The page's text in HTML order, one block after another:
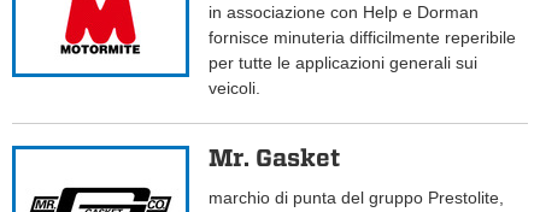
in associazione con Help e Dorman
fornisce minuteria difficilmente reperibile
per tutte le applicazioni generali sui
veicoli.
Mr. Gasket
marchio di punta del gruppo Prestolite,